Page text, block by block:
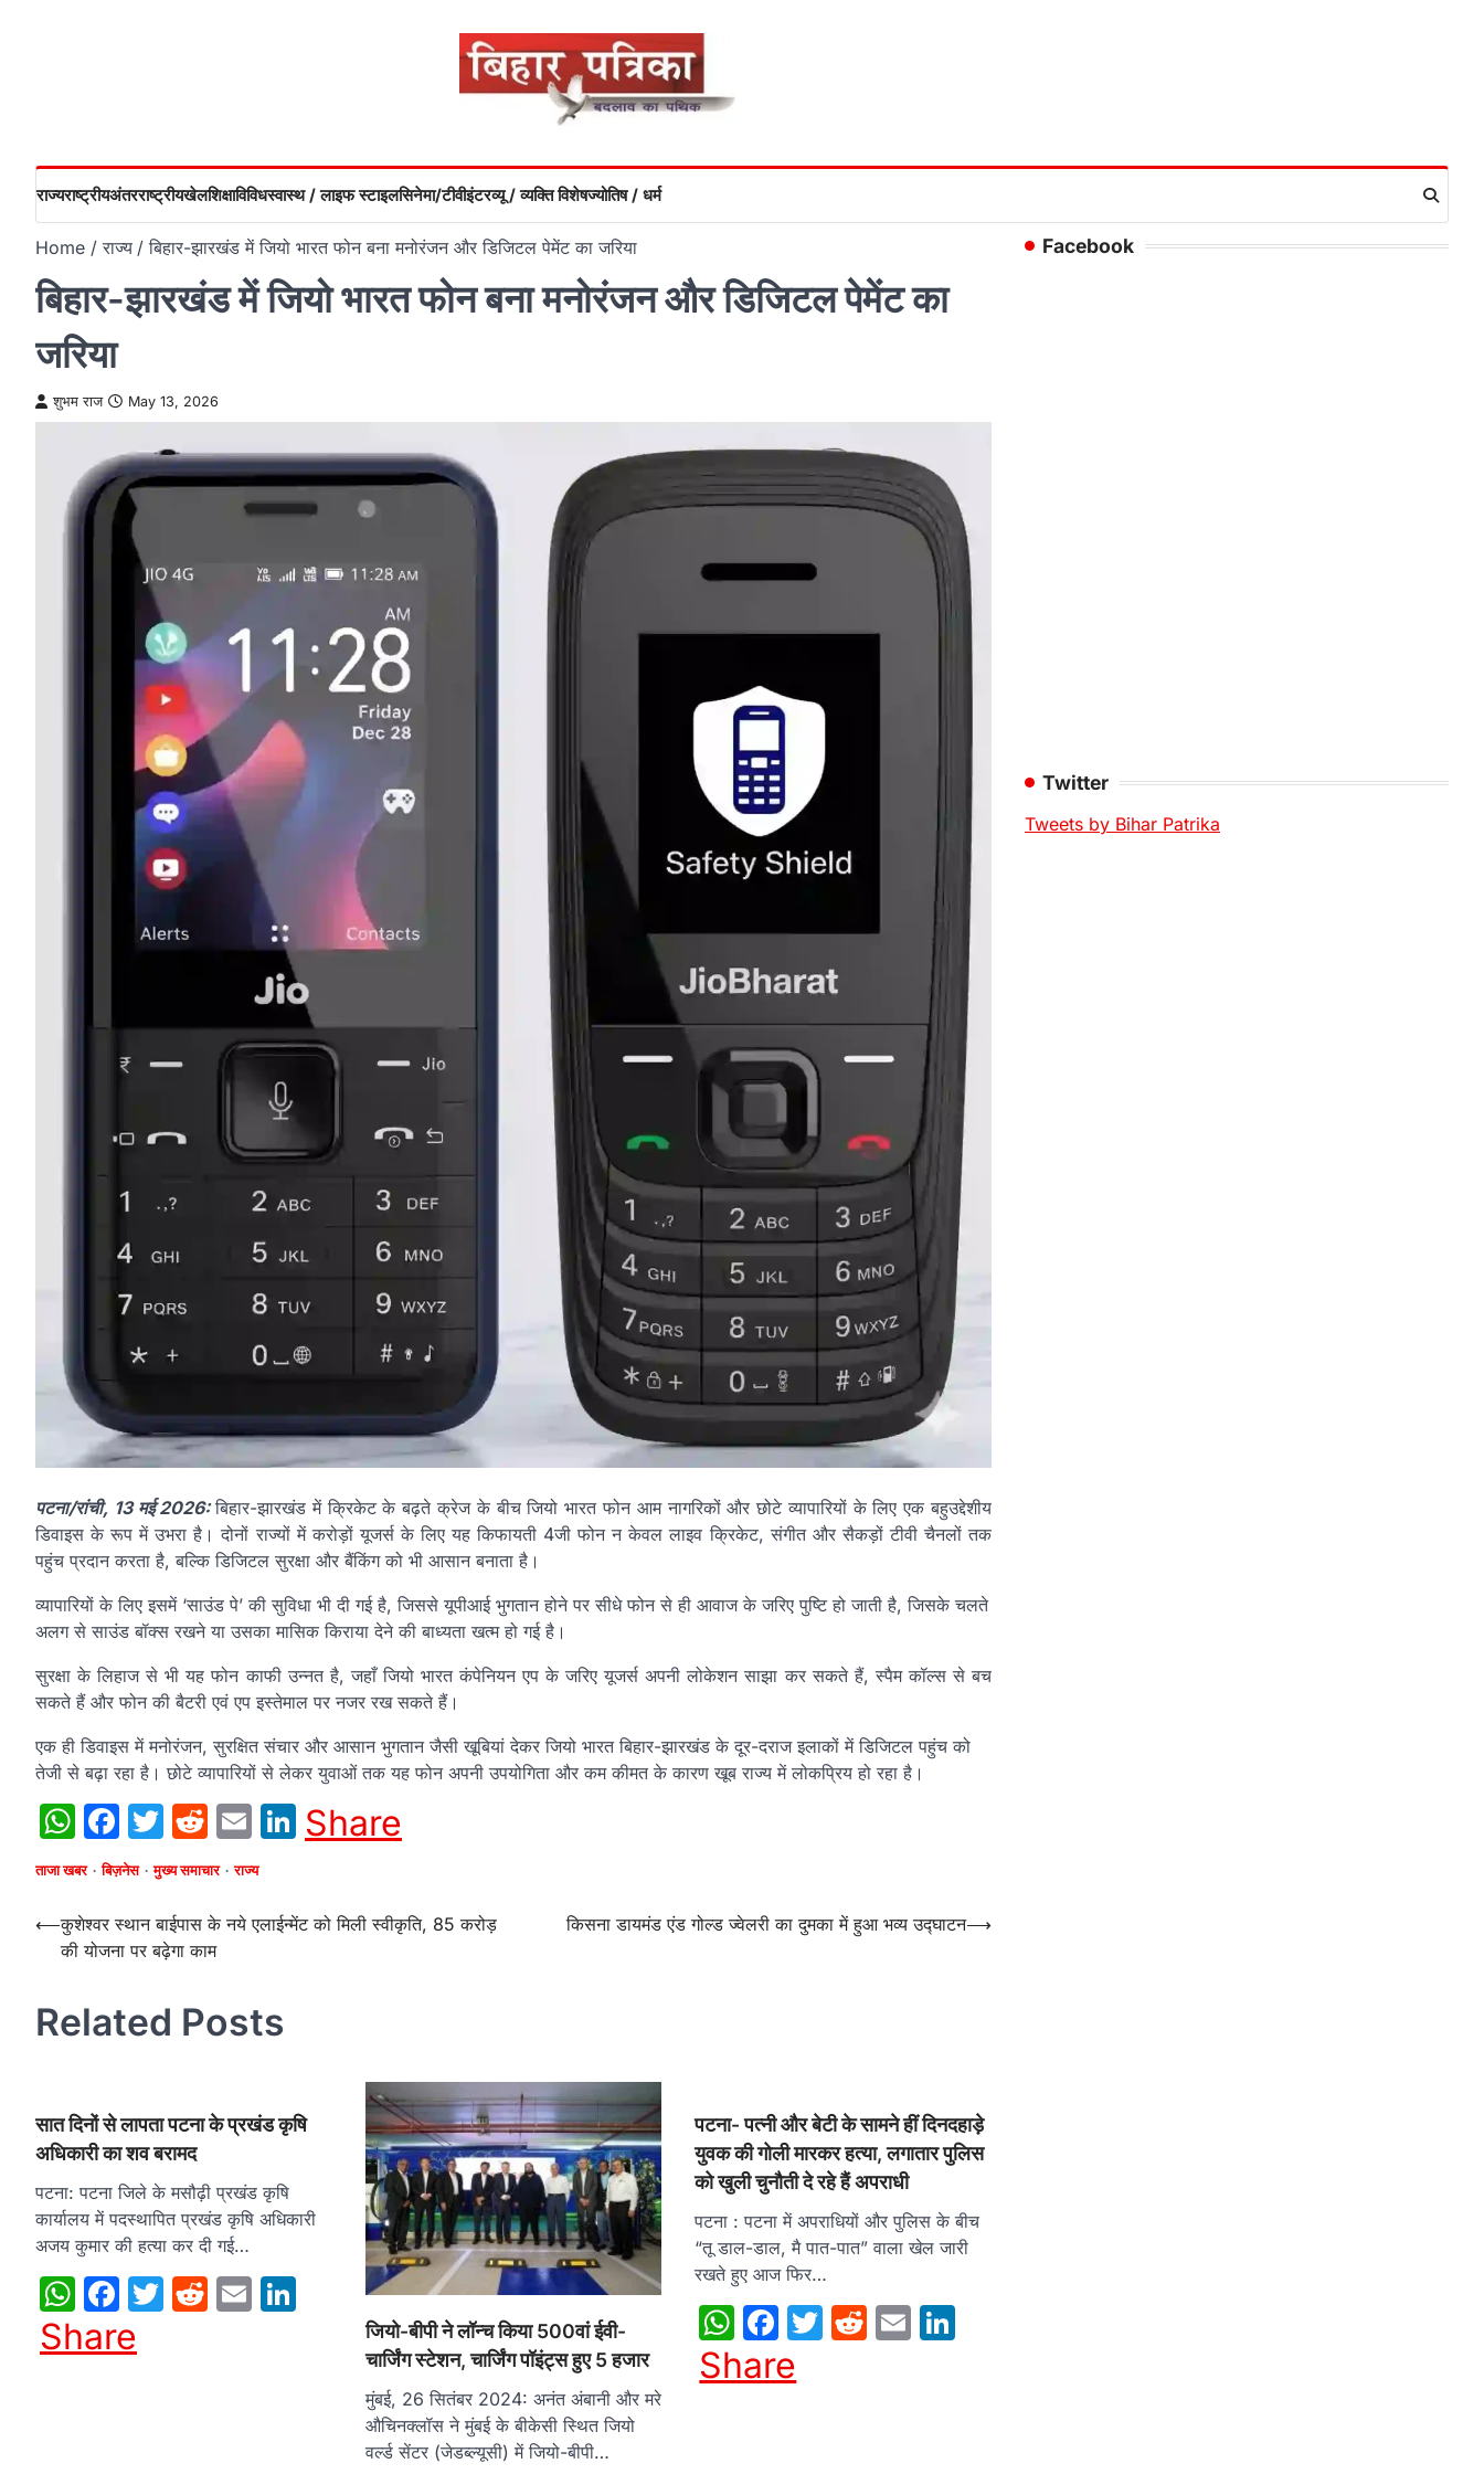
राज्यराष्ट्रीयअंतरराष्ट्रीयखेलशिक्षाविविधस्वास्थ / लाइफ स्टाइलसिनेमा/टीवीइंटरव्यू / व्यक्ति विशेषज्योतिष / धर्म
Home राज्य बिहार-झारखंड में जियो भारत फोन बना मनोरंजन और डिजिटल पेमेंट का जरिया
बिहार-झारखंड में जियो भारत फोन बना मनोरंजन और डिजिटल पेमेंट का
जरिया
शुभम राज May 13, 2026
पटना/रांची, 13 मई 2026:बिहार-झारखंड में क्रिकेट के बढ़ते क्रेज के बीच जियो भारत फोन आम नागरिकों और छोटे व्यापारियों के लिए एक बहुउद्देशीय
डिवाइस के रूप में उभरा है। दोनों राज्यों में करोड़ों यूजर्स के लिए यह किफायती 4जी फोन न केवल लाइव क्रिकेट, संगीत और सैकड़ों टीवी चैनलों तक
पहुंच प्रदान करता है, बल्कि डिजिटल सुरक्षा और बैंकिंग को भी आसान बनाता है।
व्यापारियों के लिए इसमें ‘साउंड पे’ की सुविधा भी दी गई है, जिससे यूपीआई भुगतान होने पर सीधे फोन से ही आवाज के जरिए पुष्टि हो जाती है, जिसके चलते
अलग से साउंड बॉक्स रखने या उसका मासिक किराया देने की बाध्यता खत्म हो गई है।
सुरक्षा के लिहाज से भी यह फोन काफी उन्नत है, जहाँ जियो भारत कंपेनियन एप के जरिए यूजर्स अपनी लोकेशन साझा कर सकते हैं, स्पैम कॉल्स से बच
सकते हैं और फोन की बैटरी एवं एप इस्तेमाल पर नजर रख सकते हैं।
एक ही डिवाइस में मनोरंजन, सुरक्षित संचार और आसान भुगतान जैसी खूबियां देकर जियो भारत बिहार-झारखंड के दूर-दराज इलाकों में डिजिटल पहुंच को
तेजी से बढ़ा रहा है। छोटे व्यापारियों से लेकर युवाओं तक यह फोन अपनी उपयोगिता और कम कीमत के कारण खूब राज्य में लोकप्रिय हो रहा है।
WhatsApp
Facebook
Twitter
Reddit
EmailLinkedIn
Share
ताजा खबर बिज़नेस मुख्य समाचार राज्य
Post
navigation
⟵कुशेश्वर स्थान बाईपास के नये एलाईन्मेंट को मिली स्वीकृति, 85 करोड़
की योजना पर बढ़ेगा काम
किसना डायमंड एंड गोल्ड ज्वेलरी का दुमका में हुआ भव्य उद्घाटन⟶
Related Posts
सात दिनों से लापता पटना के प्रखंड कृषि
अधिकारी का शव बरामद
पटना: पटना जिले के मसौढ़ी प्रखंड कृषि
कार्यालय में पदस्‍थापित प्रखंड कृषि अधिकारी
अजय कुमार की हत्‍या कर दी गई…
WhatsApp
Facebook
Twitter
Reddit
EmailLinkedIn
Share
जियो-बीपी ने लॉन्च किया 500वां ईवी-
चार्जिंग स्टेशन, चार्जिंग पॉइंट्स हुए 5 हजार
मुंबई, 26 सितंबर 2024: अनंत अंबानी और मरे
औचिनक्लॉस ने मुंबई के बीकेसी स्थित जियो
वर्ल्ड सेंटर (जेडब्ल्यूसी) में जियो-बीपी…
पटना- पत्नी और बेटी के सामने हीं दिनदहाड़े
युवक की गोली मारकर हत्या, लगातार पुलिस
को खुली चुनौती दे रहे हैं अपराधी
पटना : पटना में अपराधियों और पुलिस के बीच
“तू डाल-डाल, मै पात-पात” वाला खेल जारी
रखते हुए आज फिर…
WhatsApp
Facebook
Twitter
Reddit
Email
Share
Facebook
Twitter
Tweets by Bihar Patrika